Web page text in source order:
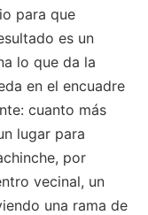
para que
es un
lo que da la
en el encuadre
cuanto más
lugar para
por
vecinal, un
una rama de